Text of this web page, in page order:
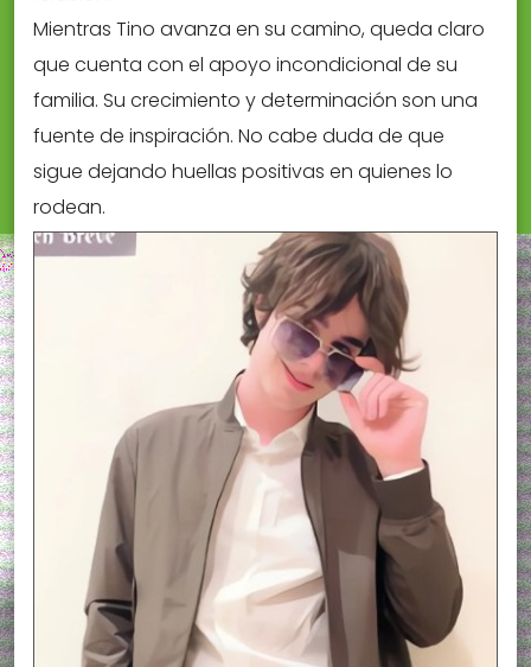
Mientras Tino avanza en su camino, queda claro
que cuenta con el apoyo incondicional de su
familia. Su crecimiento y determinación son una
fuente de inspiración. No cabe duda de que
sigue dejando huellas positivas en quienes lo
rodean.